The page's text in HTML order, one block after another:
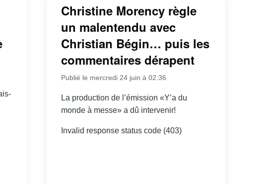
Christine Morency règle
un malentendu avec
Christian Bégin… puis les
commentaires dérapent
Publié le mercredi 24 juin à 02:36
La production de l’émission «Y’a du
monde à messe» a dû intervenir!
Invalid response status code (403)